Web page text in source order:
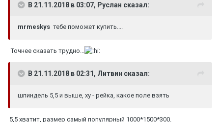
В 21.11.2018 в 03:07, Руслан сказал:
mrmeskys тебе поможет купить....
Точнее сказать трудно...
В 21.11.2018 в 02:31, Литвин сказал:
шпиндель 5,5 и выше, ху - рейка, какое поле взять
5,5 хватит, размер самый популярный 1000*1500*300.